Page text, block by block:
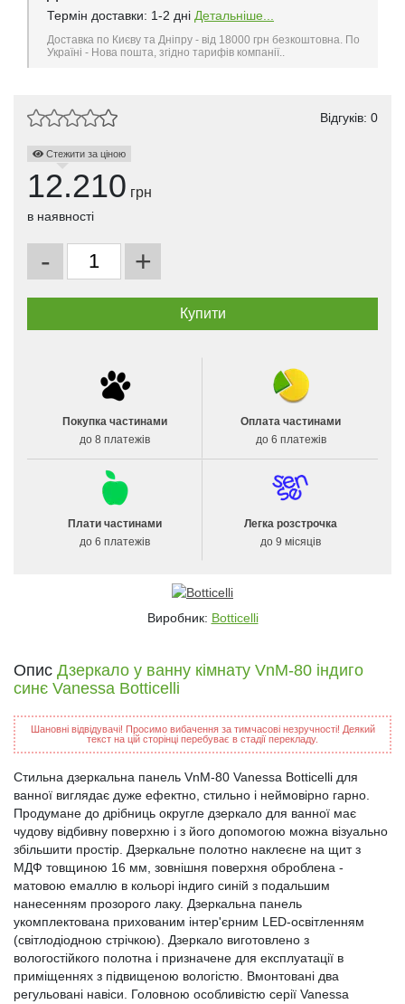
Термін доставки: 1-2 дні Детальніше...
Доставка по Києву та Дніпру - від 18000 грн безкоштовна. По
Україні - Нова пошта, згідно тарифів компанії..
Відгуків: 0
Стежити за ціною
12.210 грн
в наявності
- +
Покупка частинами
до 8 платежів
Оплата частинами
до 6 платежів
Плати частинами
до 6 платежів
Легка розстрочка
до 9 місяців
Виробник: Botticelli
Опис Дзеркало у ванну кімнату VnM-80 індиго
синє Vanessa Botticelli
Шановні відвідувачі! Просимо вибачення за тимчасові незручності! Деякий
текст на цій сторінці перебуває в стадії перекладу.
Стильна дзеркальна панель VnM-80 Vanessa Botticelli для
ванної виглядає дуже ефектно, стильно і неймовірно гарно.
Продумане до дрібниць округле дзеркало для ванної має
чудову відбивну поверхню і з його допомогою можна візуально
збільшити простір. Дзеркальне полотно наклеєне на щит з
МДФ товщиною 16 мм, зовнішня поверхня оброблена -
матовою емаллю в кольорі індиго синій з подальшим
нанесенням прозорого лаку. Дзеркальна панель
укомплектована прихованим інтер'єрним LED-освітленням
(світлодіодною стрічкою). Дзеркало виготовлено з
вологостійкого полотна і призначене для експлуатації в
приміщеннях з підвищеною вологістю. Вмонтовані два
регульовані навіси. Головною особливістю серії Vanessa